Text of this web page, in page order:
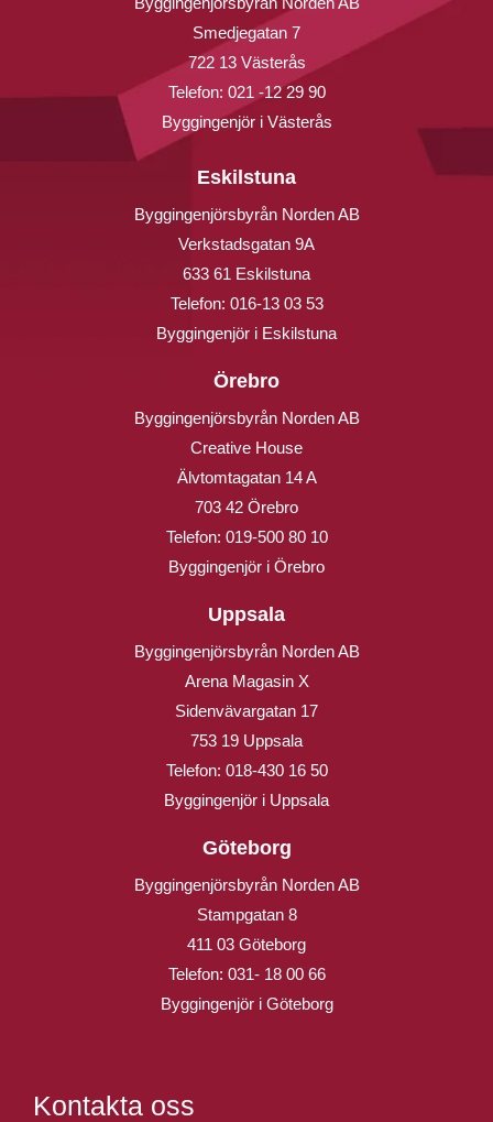
Smedjegatan 7
722 13 Västerås
Telefon: 021 -12 29 90
Byggingenjör i Västerås
Eskilstuna
Byggingenjörsbyrån Norden AB
Verkstadsgatan 9A
633 61 Eskilstuna
Telefon: 016-13 03 53
Byggingenjör i Eskilstuna
Örebro
Byggingenjörsbyrån Norden AB
Creative House
Älvtomtagatan 14 A
703 42 Örebro
Telefon: 019-500 80 10
Byggingenjör i Örebro
Uppsala
Byggingenjörsbyrån Norden AB
Arena Magasin X
Sidenvävargatan 17
753 19 Uppsala
Telefon: 018-430 16 50
Byggingenjör i Uppsala
Göteborg
Byggingenjörsbyrån Norden AB
Stampgatan 8
411 03 Göteborg
Telefon: 031- 18 00 66
Byggingenjör i Göteborg
Kontakta oss